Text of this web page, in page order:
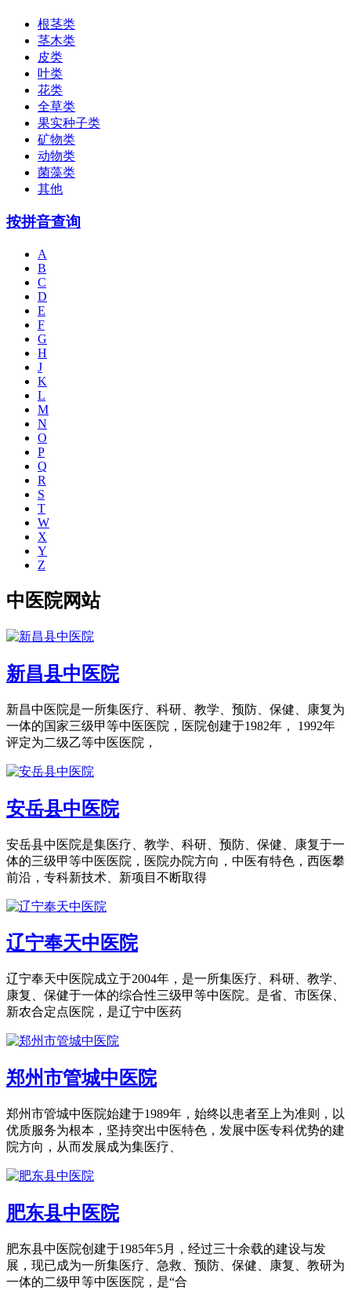
根茎类
茎木类
皮类
叶类
花类
全草类
果实种子类
矿物类
动物类
菌藻类
其他
按拼音查询
A
B
C
D
E
F
G
H
J
K
L
M
N
O
P
Q
R
S
T
W
X
Y
Z
中医院网站
新昌县中医院
新昌中医院是一所集医疗、科研、教学、预防、保健、康复为
一体的国家三级甲等中医医院，医院创建于1982年， 1992年
评定为二级乙等中医医院，
安岳县中医院
安岳县中医院是集医疗、教学、科研、预防、保健、康复于一
体的三级甲等中医医院，医院办院方向，中医有特色，西医攀
前沿，专科新技术、新项目不断取得
辽宁奉天中医院
辽宁奉天中医院成立于2004年，是一所集医疗、科研、教学、
康复、保健于一体的综合性三级甲等中医院。是省、市医保、
新农合定点医院，是辽宁中医药
郑州市管城中医院
郑州市管城中医院始建于1989年，始终以患者至上为准则，以
优质服务为根本，坚持突出中医特色，发展中医专科优势的建
院方向，从而发展成为集医疗、
肥东县中医院
肥东县中医院创建于1985年5月，经过三十余载的建设与发
展，现已成为一所集医疗、急救、预防、保健、康复、教研为
一体的二级甲等中医医院，是“合